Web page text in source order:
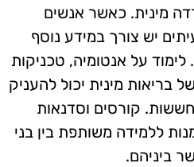
מינית. כאשר אנשים
יש צורך במידע נוסף
לימוד על אנטומיה, טכניקות
בריאות מינית יכול להעניק
קורסים וסדנאות
ללמידה משותפת בין בני
ביניהם.